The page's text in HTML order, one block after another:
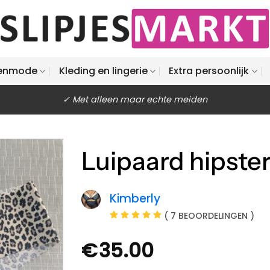
Kleding en lingerie Extra persoonlijk
✓ Met alleen maar echte meiden
Luipaard
Kimberly
( 7 BEOORDELINGEN )
€35.00